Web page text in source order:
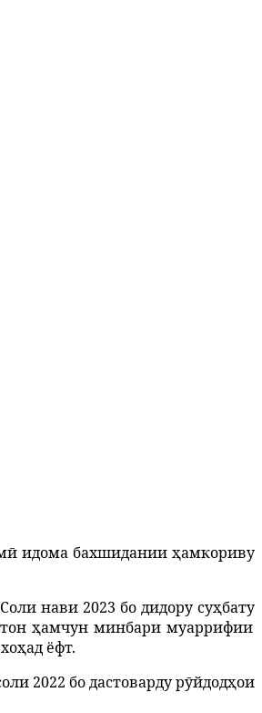
ӣ идома бахшидании ҳамкориву
Соли нави2023 бо дидору суҳбату
ҳамчун минбари муаррифии
хоҳадёфт.
2022 бодастовардурӯйдодҳои